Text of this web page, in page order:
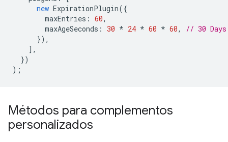
new ExpirationPlugin({
maxEntries : 60,
maxAgeSeconds : 30 * 24 * 60 * 60,
// 30 Days
}),
],
})
);
Métodos para complementos
personalizados